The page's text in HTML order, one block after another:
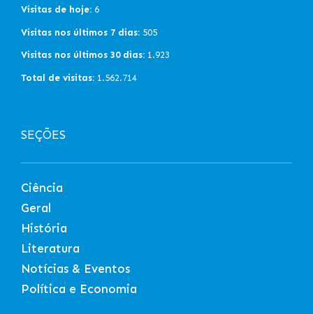
Visitas de hoje: 6
Visitas nos últimos 7 dias: 505
Visitas nos últimos 30 dias: 1.923
Total de visitas: 1.562.714
SEÇÕES
Ciência
Geral
História
Literatura
Notícias & Eventos
Política e Economia